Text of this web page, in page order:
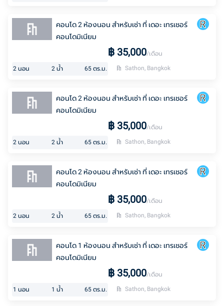
คอนโด 2 ห้องนอน สำหรับเช่า ที่ เดอะ เทรเชอร์
คอนโดมิเนียม
฿ 35,000/เดือน
2 นอน 2 น้ำ 65 ตร.ม. Sathon, Bangkok
คอนโด 2 ห้องนอน สำหรับเช่า ที่ เดอะ เทรเชอร์
คอนโดมิเนียม
฿ 35,000/เดือน
2 นอน 2 น้ำ 65 ตร.ม. Sathon, Bangkok
คอนโด 2 ห้องนอน สำหรับเช่า ที่ เดอะ เทรเชอร์
คอนโดมิเนียม
฿ 35,000/เดือน
2 นอน 2 น้ำ 65 ตร.ม. Sathon, Bangkok
คอนโด 1 ห้องนอน สำหรับเช่า ที่ เดอะ เทรเชอร์
คอนโดมิเนียม
฿ 35,000/เดือน
1 นอน 1 น้ำ 65 ตร.ม. Sathon, Bangkok